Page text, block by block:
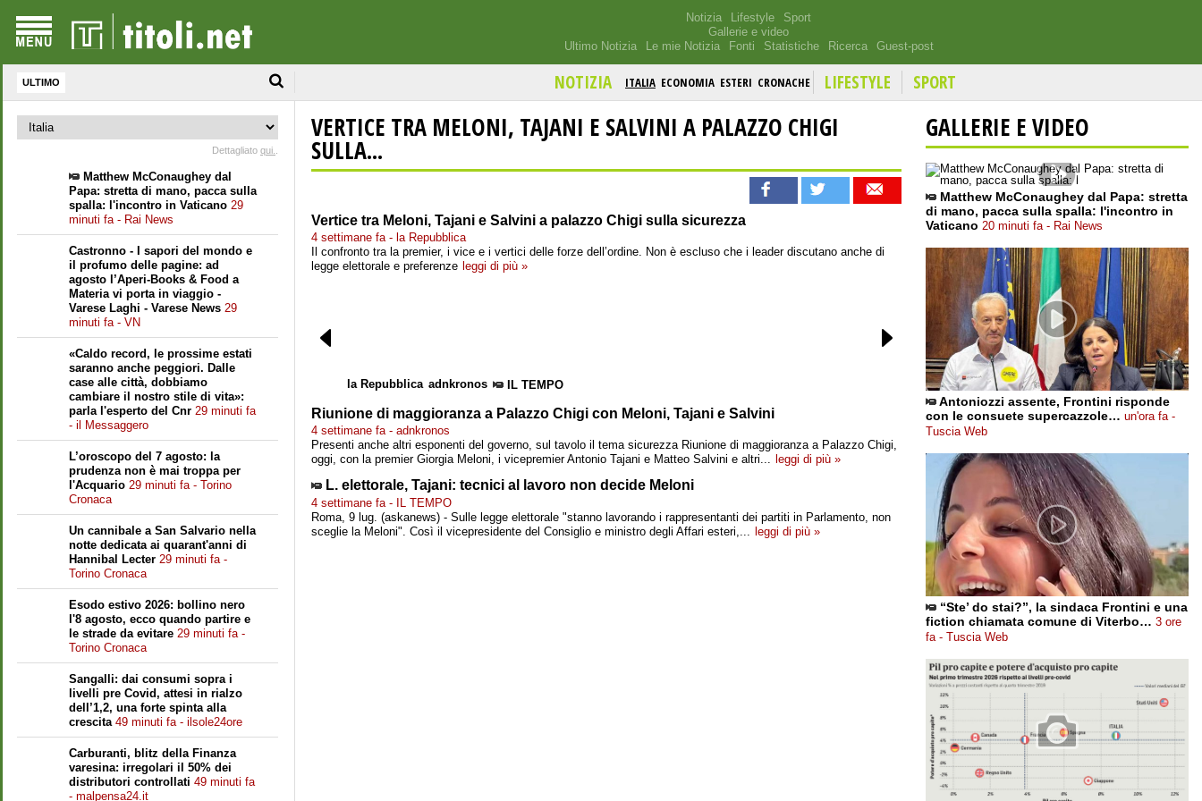
Notizia Lifestyle
Sport
Gallerie e video
Ultimo Notizia
Le mie Notizia Fonti Statistiche Ricerca Guest-post
ULTIMO NOTIZIA ITALIA ECONOMIA ESTERI CRONACHE LIFESTYLE SPORT
Dettagliato qui.
Matthew McConaughey dal
Papa: stretta di mano, pacca sulla
spalla: l'incontro in Vaticano 29
minuti fa - Rai News
Castronno - I sapori del mondo e
il profumo delle pagine: ad
agosto l’Aperi-Books & Food a
Materia vi porta in viaggio -
Varese Laghi - Varese News 29
minuti fa - VN
«Caldo record, le prossime estati
saranno anche peggiori. Dalle
case alle città, dobbiamo
cambiare il nostro stile di vita»:
parla l'esperto del Cnr 29 minuti fa
- il Messaggero
L’oroscopo del 7 agosto: la
prudenza non è mai troppa per
l'Acquario 29 minuti fa - Torino
Cronaca
Un cannibale a San Salvario nella
notte dedicata ai quarant'anni di
Hannibal Lecter 29 minuti fa -
Torino Cronaca
Esodo estivo 2026: bollino nero
l'8 agosto, ecco quando partire e
le strade da evitare 29 minuti fa -
Torino Cronaca
Sangalli: dai consumi sopra i
livelli pre Covid, attesi in rialzo
dell’1,2, una forte spinta alla
crescita 49 minuti fa - ilsole24ore
Carburanti, blitz della Finanza
varesina: irregolari il 50% dei
distributori controllati 49 minuti fa
- malpensa24.it
VERTICE TRA MELONI, TAJANI E SALVINI A PALAZZO CHIGI
SULLA...
Vertice tra Meloni, Tajani e Salvini a palazzo Chigi sulla sicurezza
4 settimane fa - la Repubblica
Il confronto tra la premier, i vice e i vertici delle forze dell’ordine. Non è escluso che i leader discutano anche di
legge elettorale e preferenze leggi di più »
la Repubblica adnkronos IL TEMPO
Riunione di maggioranza a Palazzo Chigi con Meloni, Tajani e Salvini
4 settimane fa - adnkronos
Presenti anche altri esponenti del governo, sul tavolo il tema sicurezza Riunione di maggioranza a Palazzo Chigi,
oggi, con la premier Giorgia Meloni, i vicepremier Antonio Tajani e Matteo Salvini e altri... leggi di più »
L. elettorale, Tajani: tecnici al lavoro non decide Meloni
4 settimane fa - IL TEMPO
Roma, 9 lug. (askanews) - Sulle legge elettorale "stanno lavorando i rappresentanti dei partiti in Parlamento, non
sceglie la Meloni". Così il vicepresidente del Consiglio e ministro degli Affari esteri,... leggi di più »
GALLERIE E VIDEO
Matthew McConaughey dal Papa: stretta
di mano, pacca sulla spalla: l'incontro in
Vaticano 20 minuti fa - Rai News
Antoniozzi assente, Frontini risponde
con le consuete supercazzole… un'ora fa -
Tuscia Web
“Ste’ do stai?”, la sindaca Frontini e una
fiction chiamata comune di Viterbo… 3 ore
fa - Tuscia Web